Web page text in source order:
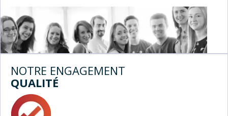
NOTRE ENGAGEMENT
QUALITÉ